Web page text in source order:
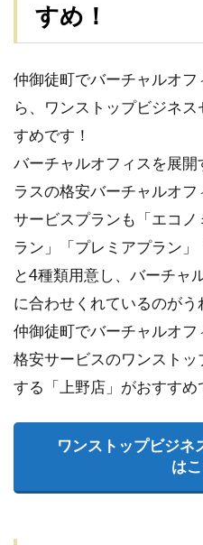
すめ！
仲御徒町でバーチャルオ
ら、ワンストップビジネ
すめです！
バーチャルオフィスを展
ラスの格安バーチャルオフ
サービスプランも「エコ
ラン」「プレミアプラン」
と4種類用意し、バーチャ
に合わせくれているのがう
仲御徒町でバーチャルオ
格安サービスのワンスト
する「上野店」がおすすめ
ワンストップビジネ
は